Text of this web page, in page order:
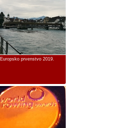
Europsko prvenstvo 2019.